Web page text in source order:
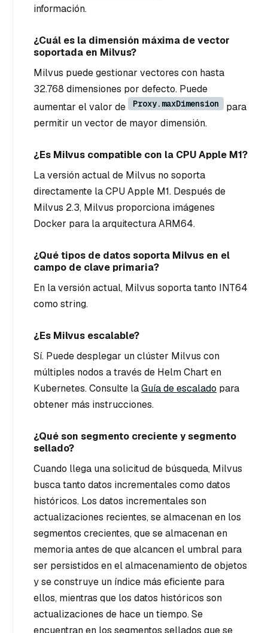
información.
¿Cuál es la dimensión máxima de vector
soportada en Milvus?
Milvus puede gestionar vectores con hasta
32.768 dimensiones por defecto. Puede
aumentar el valor de
Proxy.maxDimension
para
permitir un vector de mayor dimensión.
¿Es Milvus compatible con la CPU Apple M1?
La versión actual de Milvus no soporta
directamente la CPU Apple M1. Después de
Milvus 2.3, Milvus proporciona imágenes
Docker para la arquitectura ARM64.
¿Qué tipos de datos soporta Milvus en el
campo de clave primaria?
En la versión actual, Milvus soporta tanto INT64
como string.
¿Es Milvus escalable?
Sí. Puede desplegar un clúster Milvus con
múltiples nodos a través de Helm Chart en
Kubernetes. Consulte laGuía de escalado para
obtener más instrucciones.
¿Qué son segmento creciente y segmento
sellado?
Cuando llega una solicitud de búsqueda, Milvus
busca tanto datos incrementales como datos
históricos. Los datos incrementales son
actualizaciones recientes, se almacenan en los
segmentos crecientes, que se almacenan en
memoria antes de que alcancen el umbral para
ser persistidos en el almacenamiento de objetos
y se construye un índice más eficiente para
ellos, mientras que los datos históricos son
actualizaciones de hace un tiempo. Se